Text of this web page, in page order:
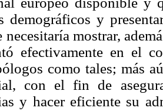
demográficos y
necesitaría mostrar,
efectivamente en el
como tales; más
con el fin de
y hacer eficiente su